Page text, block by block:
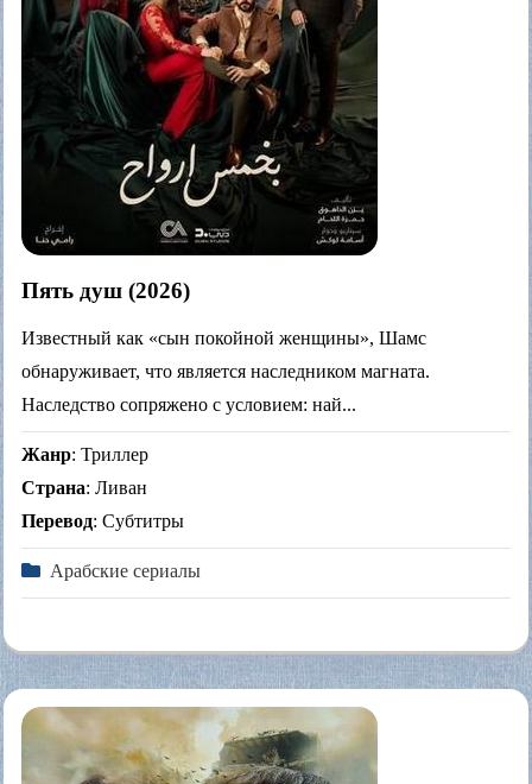
Пять душ (2026)
Известный как «сын покойной женщины», Шамс
обнаруживает, что является наследником магната.
Наследство сопряжено с условием: най...
Жанр: Триллер
Страна: Ливан
Перевод: Субтитры
Арабские сериалы